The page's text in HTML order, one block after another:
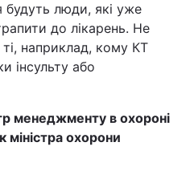
будуть люди, які уже
до лікарень. Не
наприклад, кому КТ
інсульту або
менеджменту в охороні
міністра охорони